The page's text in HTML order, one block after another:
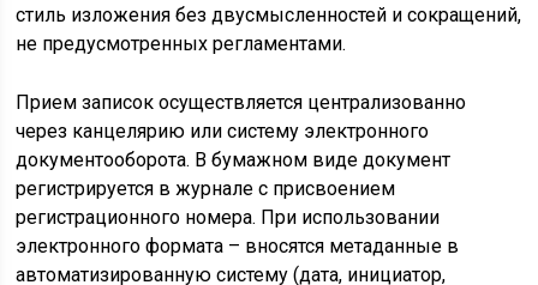
стиль изложения без двусмысленностей и сокращений,
не предусмотренных регламентами.
Прием записок осуществляется централизованно
через канцелярию или систему электронного
документооборота. В бумажном виде документ
регистрируется в журнале с присвоением
регистрационного номера. При использовании
электронного формата – вносятся метаданные в
автоматизированную систему (дата, инициатор,